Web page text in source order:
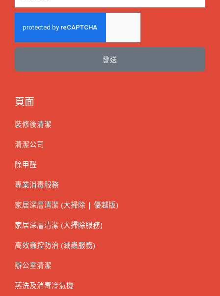
發送
頁面
裝修後清潔
清潔公司
除甲醛
專業消毒服務
家居深層清潔 (大掃除 | 優越版)
家居深層清潔 (大掃除服務)
高效蟲控防治 (滅蟲服務)
辦公室清潔
蒸洗及消毒冷氣機